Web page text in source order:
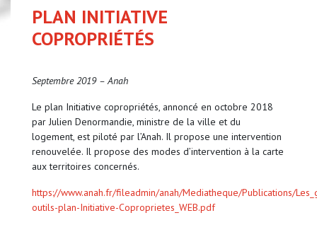
PLAN INITIATIVE
COPROPRIÉTÉS
Septembre 2019 – Anah
Le plan Initiative copropriétés, annoncé en octobre 2018
par Julien Denormandie, ministre de la ville et du
logement, est piloté par l’Anah. Il propose une intervention
renouvelée. Il propose des modes d’intervention à la carte
aux territoires concernés.
https://www.anah.fr/fileadmin/anah/Mediatheque/Publications/
outils-plan-Initiative-Coproprietes_WEB.pdf